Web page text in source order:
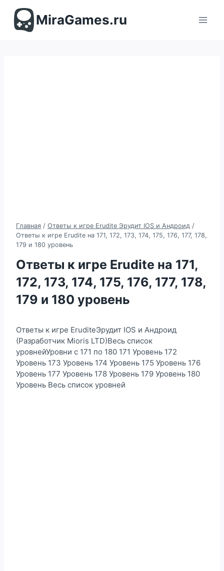
содержимомуMiraGames.ru
Главная / Ответы к игре Erudite Эрудит IOS и Андроид /
Ответы к игре Erudite на 171, 172, 173, 174, 175, 176, 177, 178,
179 и 180 уровень
Ответы к игре Erudite на 171,
172, 173, 174, 175, 176, 177, 178,
179 и 180 уровень
Ответы к игре EruditeЭрудит IOS и Андроид
(Разработчик Mioris LTD)Весь список
уровнейУровни с 171 по 180 171 Уровень 172
Уровень 173 Уровень 174 Уровень 175 Уровень 176
Уровень 177 Уровень 178 Уровень 179 Уровень 180
Уровень Весь список уровней